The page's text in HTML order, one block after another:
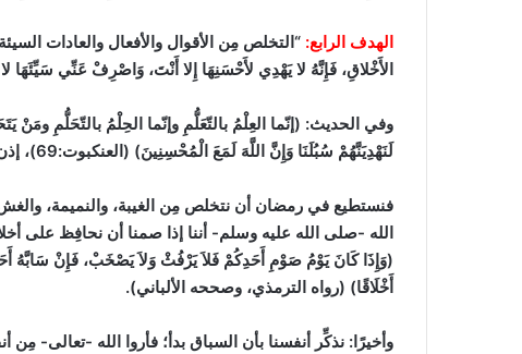
الهدف الرابع: “التخلص مِن الأقوال والأفعال والعادات
الأَخْلاقِ، فَإِنَّهُ لا يَهْدِي لأَحْسَنِهَا إِلا أَنْتَ، وَاصْرِفْ عَنِّي
وفي الحديث: (إنّما العِلْمُ بالتّعَلُّمِ وإنّما الحِلْمُ بالتّحَلُّمِ ومَنْ
لَنَهْدِيَنَّهُمْ سُبُلَنَا وَإِنَّ اللَّهَ لَمَعَ الْمُحْسِنِينَ) (العنكبوت:69) ،
فنستطيع في رمضان أن نتخلص مِن الغيبة، والنميمة،
الله -صلى الله عليه وسلم- أننا إذا صمنا أن نحافِظ على
(وَإِذَا كَانَ يَوْمُ صَوْمِ أَحَدِكُمْ فَلاَ يَرْفُثْ وَلاَ يَصْخَبْ، فَإِنْ سَابَّهُ
أَخْلَاقًا) (رواه الترمذي، وصححه الألباني).
وأخيرًا: نذكِّر أنفسنا بأن السباق بدأ؛ فأروا الله -